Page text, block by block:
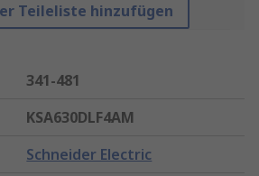
Teileliste hinzufügen
341-481
KSA630DLF4AM
Schneider Electric